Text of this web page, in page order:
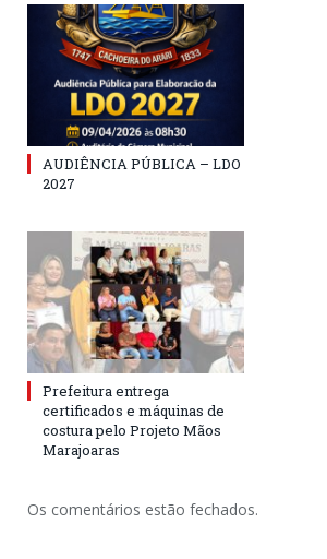
AUDIÊNCIA PÚBLICA – LDO
2027
Prefeitura entrega
certificados e máquinas de
costura pelo Projeto Mãos
Marajoaras
Os comentários estão fechados.